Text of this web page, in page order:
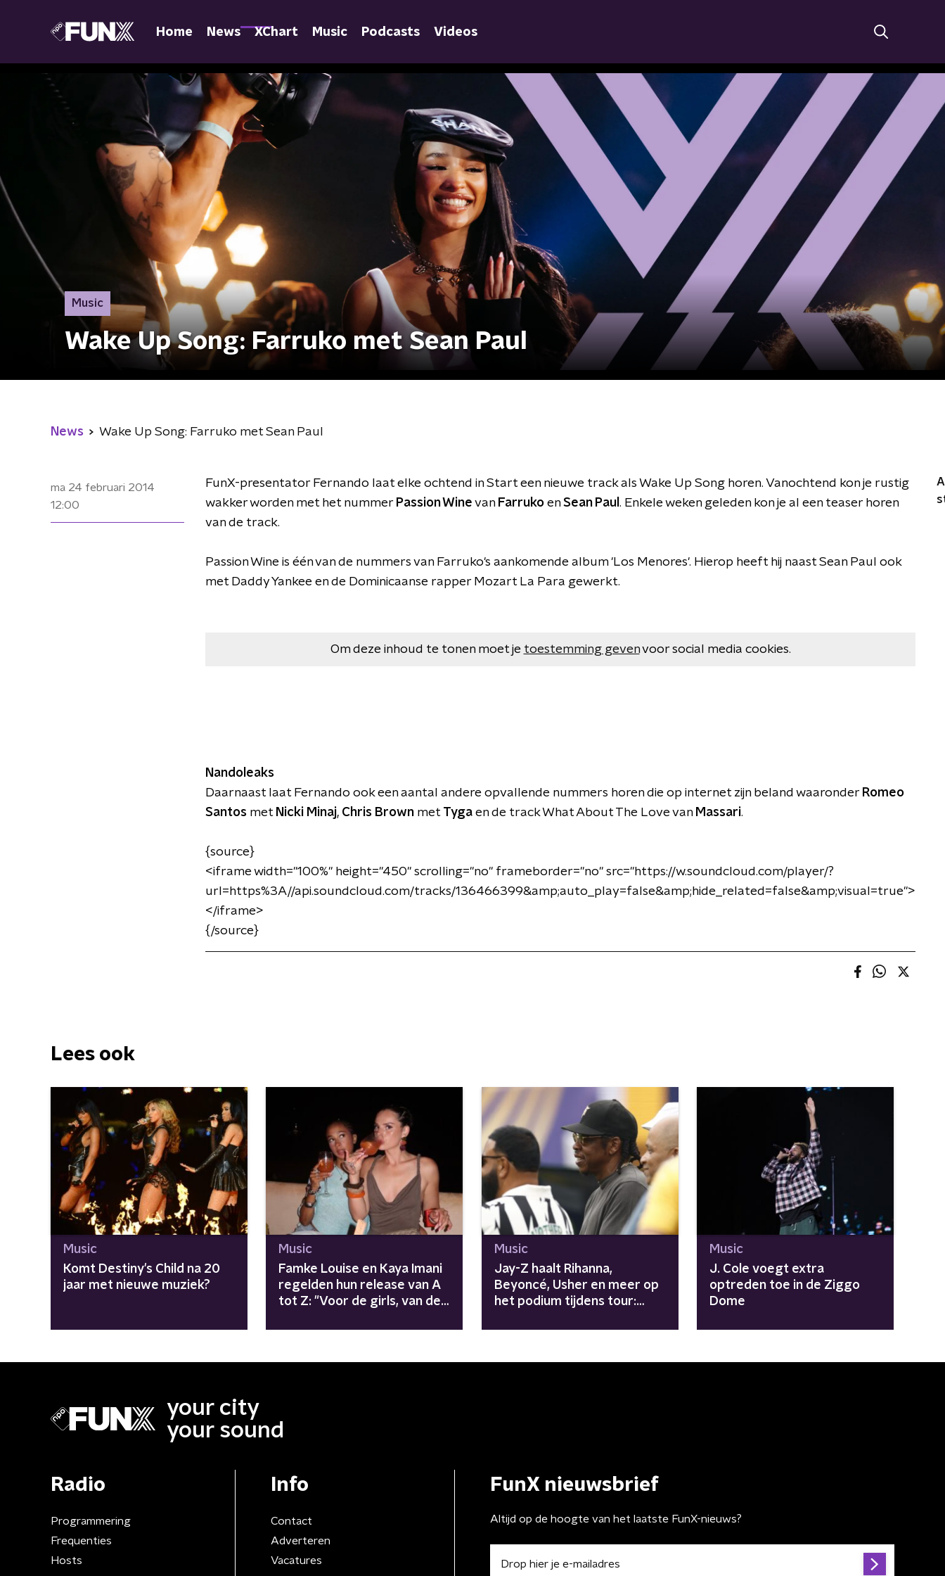
Home News XChart Music Podcasts Videos
Music
Wake Up Song: Farruko met Sean Paul
News Wake Up Song: Farruko met Sean Paul
ma 24 februari 2014
12:00
FunX-presentator Fernando laat elke ochtend in Start een nieuwe track als Wake Up Song horen. Vanochtend kon je rustig
wakker worden met het nummer Passion Wine van Farruko enSean Paul . Enkele weken geleden kon je al een teaser horen
van de track.
Passion Wine is één van de nummers van Farruko's aankomende album 'Los Menores'. Hierop heeft hij naast Sean Paul ook
met Daddy Yankee en de Dominicaanse rapper Mozart La Para gewerkt.
Om deze inhoud te tonen moet je toestemming gevenvoor social media cookies.
Nandoleaks
Daarnaast laat Fernando ook een aantal andere opvallende nummers horen die op internet zijn beland waaronder Romeo
Santos met Nicki Minaj, Chris Brown met Tyga en de track What About The Love van Massari.
{source}
<iframe width="100%" height="450" scrolling="no" frameborder="no" src="https://w.soundcloud.com/player/?
url=https%3A//api.soundcloud.com/tracks/136466399&amp;auto_play=false&amp;hide_related=false&amp;visual=true">
</iframe>
{/source}
Lees ook
Music
Komt Destiny's Child na 20
jaar met nieuwe muziek?
Music
Famke Louise en Kaya Imani
regelden hun release van A
tot Z: "Voor de girls, van de
Music
Jay-Z haalt Rihanna,
Beyoncé, Usher en meer op
het podium tijdens tour:
meegenomen"
Music
J. Cole voegt extra
optreden toe in de Ziggo
Dome
your city
your sound
Radio
Programmering
Frequenties
Hosts
Info
Contact
Adverteren
Vacatures
FunX nieuwsbrief
Altijd op de hoogte van het laatste FunX-nieuws?